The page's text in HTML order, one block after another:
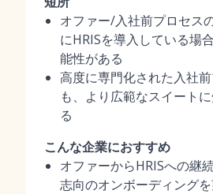
オファー/入社前プロセス
にHRISを導入している場
能性がある
高度に専門化された入社
も、より広範なスイート
る
こんな企業におすすめ
オファーからHRISへの継
志向のオンボーディング